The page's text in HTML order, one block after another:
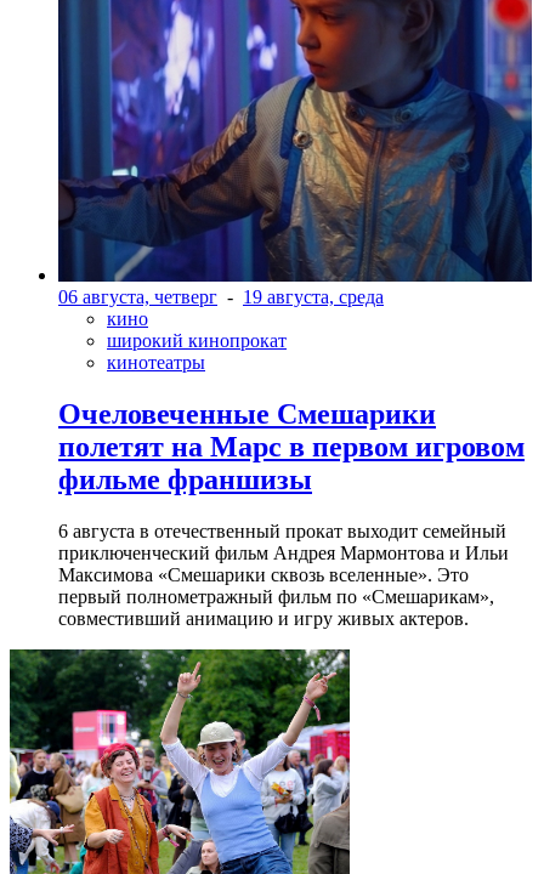
06 августа, четверг - 19 августа, среда
кино
широкий кинопрокат
кинотеатры
Очеловеченные Смешарики
полетят на Марс в первом игровом
фильме франшизы
6 августа в отечественный прокат выходит семейный
приключенческий фильм Андрея Мармонтова и Ильи
Максимова «Смешарики сквозь вселенные». Это
первый полнометражный фильм по «Смешарикам»,
совместивший анимацию и игру живых актеров.